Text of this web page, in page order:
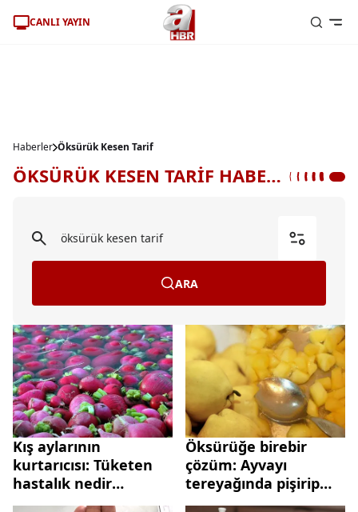
CANLI YAYIN
Haberler Öksürük Kesen Tarif
ÖKSÜRÜK KESEN TARİF HABERLERİ
ARA
Kış aylarının
kurtarıcısı: Tüketen
hastalık nedir
bilmiyor...
Öksürüğe birebir
çözüm: Ayvayı
tereyağında pişirip
kaşık kaşık yiyin!